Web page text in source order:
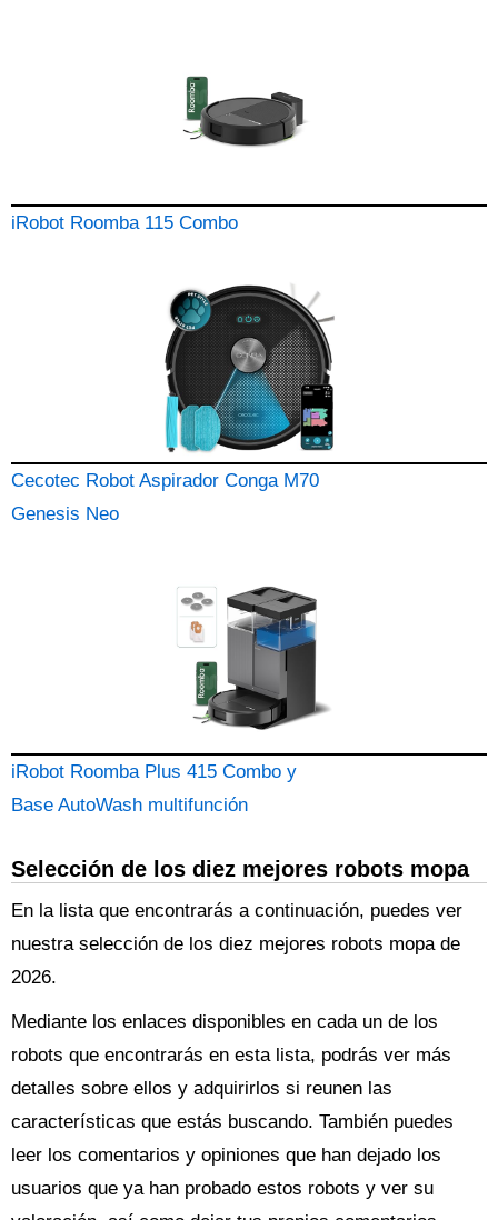
iRobot Roomba 115 Combo
Cecotec Robot Aspirador Conga M70
Genesis Neo
iRobot Roomba Plus 415 Combo y
Base AutoWash multifunción
Selección de los diez mejores robots mopa
En la lista que encontrarás a continuación, puedes ver
nuestra selección de los diez mejores robots mopa de
2026.
Mediante los enlaces disponibles en cada un de los
robots que encontrarás en esta lista, podrás ver más
detalles sobre ellos y adquirirlos si reunen las
características que estás buscando. También puedes
leer los comentarios y opiniones que han dejado los
usuarios que ya han probado estos robots y ver su